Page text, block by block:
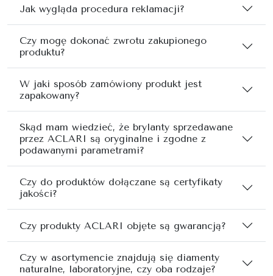
Jak wygląda procedura reklamacji?
Czy mogę dokonać zwrotu zakupionego
produktu?
W jaki sposób zamówiony produkt jest
zapakowany?
Skąd mam wiedzieć, że brylanty sprzedawane
przez ACLARI są oryginalne i zgodne z
podawanymi parametrami?
Czy do produktów dołączane są certyfikaty
jakości?
Czy produkty ACLARI objęte są gwarancją?
Czy w asortymencie znajdują się diamenty
naturalne, laboratoryjne, czy oba rodzaje?